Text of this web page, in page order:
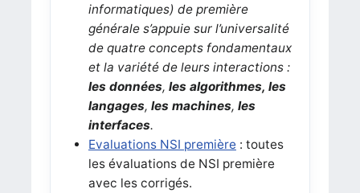
informatiques) de première
générale s’appuie sur l’universalité
de quatre concepts fondamentaux
et la variété de leurs interactions :
les données, les algorithmes, les
langages, les machines, les
interfaces.
Evaluations NSI première : toutes
les évaluations de NSI première
avec les corrigés.